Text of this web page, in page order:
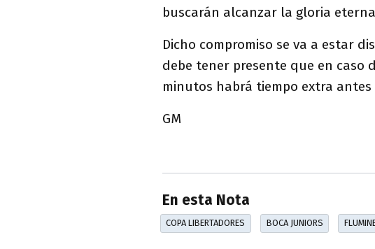
buscarán alcanzar la gloria
Dicho compromiso se va a estar
debe tener presente que en caso
minutos habrá tiempo extra
GM
En esta Nota
COPA LIBERTADORES BOCA JUNIORS